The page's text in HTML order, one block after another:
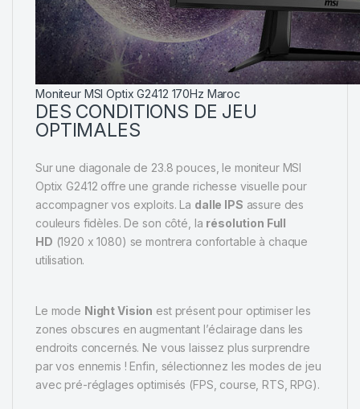
Moniteur MSI Optix G2412 170Hz Maroc
DES CONDITIONS DE JEU
OPTIMALES
Sur une diagonale de 23.8 pouces, le moniteur MSI
Optix G2412 offre une grande richesse visuelle pour
accompagner vos exploits. La dalle IPS assure des
couleurs fidèles. De son côté, la résolution Full
HD (1920 x 1080) se montrera confortable à chaque
utilisation.
Le mode Night Vision est présent pour optimiser les
zones obscures en augmentant l’éclairage dans les
endroits concernés. Ne vous laissez plus surprendre
par vos ennemis ! Enfin, sélectionnez les modes de jeu
avec pré-réglages optimisés (FPS, course, RTS, RPG).